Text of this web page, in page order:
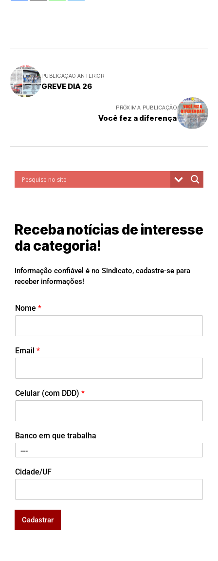
PUBLICAÇÃO ANTERIOR
GREVE DIA 26
PRÓXIMA PUBLICAÇÃO
Você fez a diferença
Receba notícias de interesse
da categoria!
Informação confiável é no Sindicato, cadastre-se para
receber informações!
Nome *
Email *
Celular (com DDD) *
Banco em que trabalha
Cidade/UF
Cadastrar